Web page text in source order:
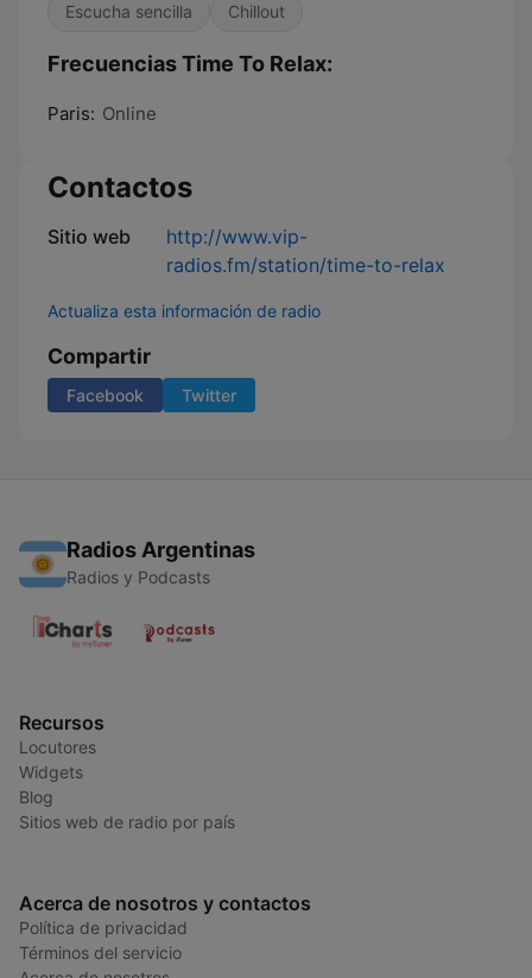
Escucha sencilla Chillout
Frecuencias Time To Relax:
Paris: Online
Contactos
Sitio web
http://www.vip-
radios.fm/station/time-to-relax
Actualiza esta información de radio
Compartir
Facebook Twitter
Radios Argentinas
Radios y Podcasts
Recursos
Locutores
Widgets
Blog
Sitios web de radio por país
Acerca de nosotros y contactos
Política de privacidad
Términos del servicio